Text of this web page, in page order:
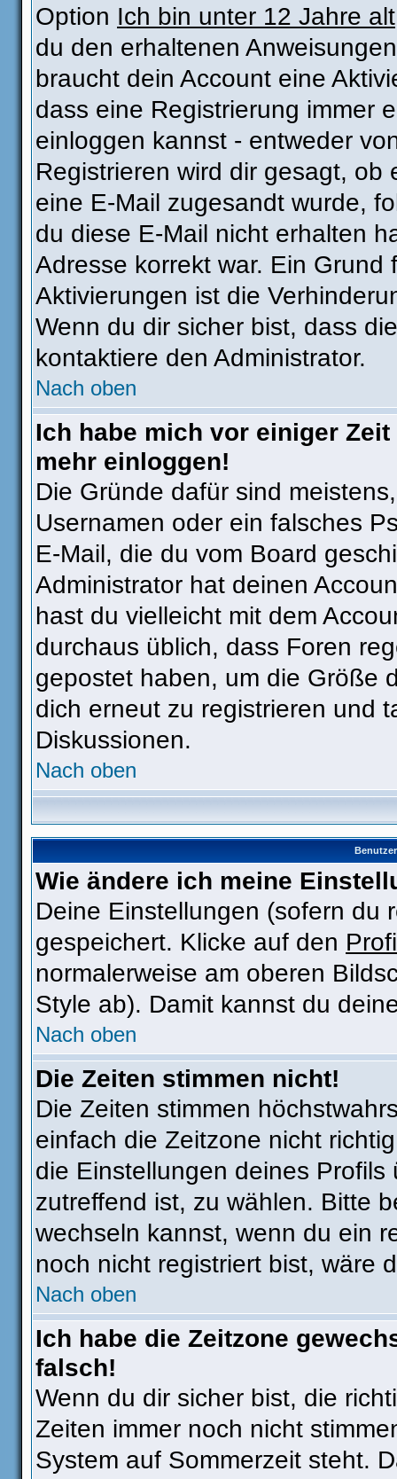
Option Ich bin unter 12 Jahre alt
du den erhaltenen
braucht dein Account eine
dass eine Registrierung immer
einloggen kannst - entweder
Registrieren wird dir gesagt, ob
eine E-Mail zugesandt wurde,
du diese E-Mail nicht erhalten
Adresse korrekt war. Ein
Aktivierungen ist die
Wenn du dir sicher bist, dass
kontaktiere den Administrator.
Nach oben
Ich habe mich vor einiger
mehr einloggen!
Die Gründe dafür sind
Usernamen oder ein falsches
E-Mail, die du vom Board
Administrator hat deinen
hast du vielleicht mit dem
durchaus üblich, dass Foren
gepostet haben, um die Größe
dich erneut zu registrieren und
Diskussionen.
Nach oben
Wie ändere ich meine
Deine Einstellungen (sofern du
gespeichert. Klicke auf den
normalerweise am oberen
Style ab). Damit kannst du
Nach oben
Die Zeiten stimmen nicht!
Die Zeiten stimmen
einfach die Zeitzone nicht
die Einstellungen deines
zutreffend ist, zu wählen. Bitte
wechseln kannst, wenn du ein
noch nicht registriert bist, wäre
Nach oben
Ich habe die Zeitzone
falsch!
Wenn du dir sicher bist, die
Zeiten immer noch nicht
System auf Sommerzeit steht.